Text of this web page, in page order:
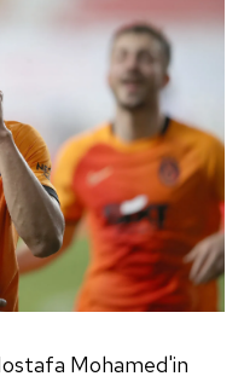
Mohamed'in